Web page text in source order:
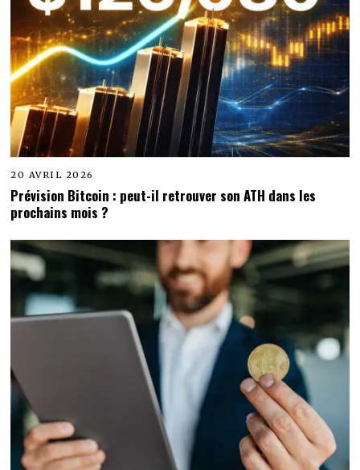
20 AVRIL 2026
Prévision Bitcoin : peut-il retrouver son ATH dans les
prochains mois ?